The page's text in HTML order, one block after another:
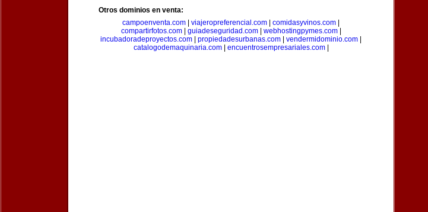
Otros dominios en venta:
campoenventa.com
viajeropreferencial.com comidasyvinos.com
compartirfotos.com| guiadeseguridad.com| webhostingpymes.com|
incubadoradeproyectos.com
propiedadesurbanas.com vendermidominio.com
catalogodemaquinaria.com| encuentrosempresariales.com|